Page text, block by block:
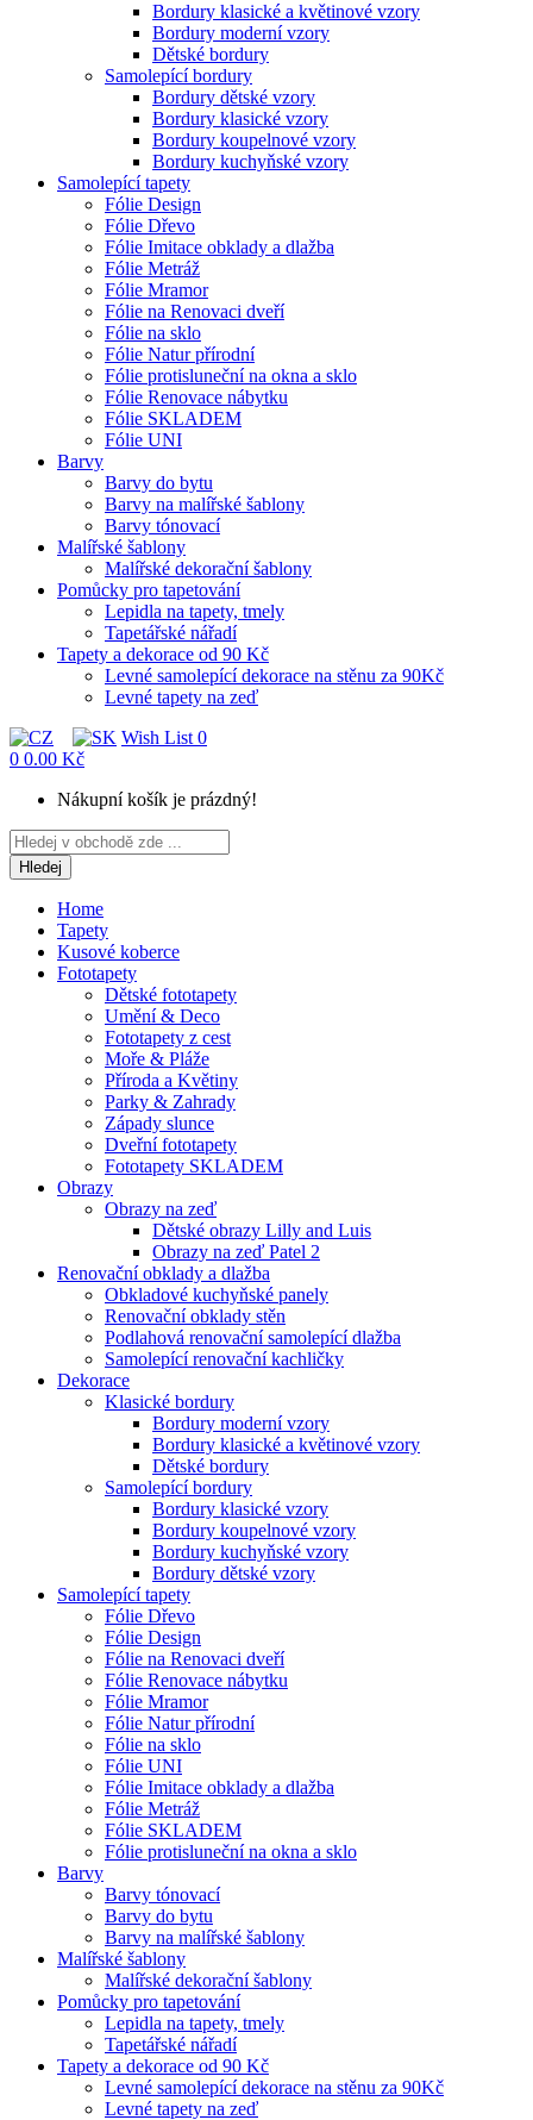
Bordury klasické a květinové vzory
Bordury moderní vzory
Dětské bordury
Samolepící bordury
Bordury dětské vzory
Bordury klasické vzory
Bordury koupelnové vzory
Bordury kuchyňské vzory
Samolepící tapety
Fólie Design
Fólie Dřevo
Fólie Imitace obklady a dlažba
Fólie Metráž
Fólie Mramor
Fólie na Renovaci dveří
Fólie na sklo
Fólie Natur přírodní
Fólie protisluneční na okna a sklo
Fólie Renovace nábytku
Fólie SKLADEM
Fólie UNI
Barvy
Barvy do bytu
Barvy na malířské šablony
Barvy tónovací
Malířské šablony
Malířské dekorační šablony
Pomůcky pro tapetování
Lepidla na tapety, tmely
Tapetářské nářadí
Tapety a dekorace od 90 Kč
Levné samolepící dekorace na stěnu za 90Kč
Levné tapety na zeď
Wish List 0
0 0.00 Kč
Nákupní košík je prázdný!
Hledej
Home
Tapety
Kusové koberce
Fototapety
Dětské fototapety
Umění & Deco
Fototapety z cest
Moře & Pláže
Příroda a Květiny
Parky & Zahrady
Západy slunce
Dveřní fototapety
Fototapety SKLADEM
Obrazy
Obrazy na zeď
Dětské obrazy Lilly and Luis
Obrazy na zeď Patel 2
Renovační obklady a dlažba
Obkladové kuchyňské panely
Renovační obklady stěn
Podlahová renovační samolepící dlažba
Samolepící renovační kachličky
Dekorace
Klasické bordury
Bordury moderní vzory
Bordury klasické a květinové vzory
Dětské bordury
Samolepící bordury
Bordury klasické vzory
Bordury koupelnové vzory
Bordury kuchyňské vzory
Bordury dětské vzory
Samolepící tapety
Fólie Dřevo
Fólie Design
Fólie na Renovaci dveří
Fólie Renovace nábytku
Fólie Mramor
Fólie Natur přírodní
Fólie na sklo
Fólie UNI
Fólie Imitace obklady a dlažba
Fólie Metráž
Fólie SKLADEM
Fólie protisluneční na okna a sklo
Barvy
Barvy tónovací
Barvy do bytu
Barvy na malířské šablony
Malířské šablony
Malířské dekorační šablony
Pomůcky pro tapetování
Lepidla na tapety, tmely
Tapetářské nářadí
Tapety a dekorace od 90 Kč
Levné samolepící dekorace na stěnu za 90Kč
Levné tapety na zeď